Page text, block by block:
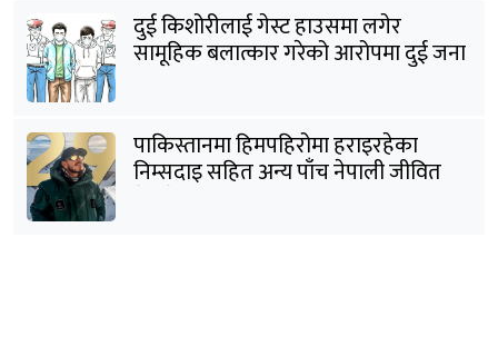
दुई किशोरीलाई गेस्ट हाउसमा लगेर
सामूहिक बलात्कार गरेको आरोपमा दुई जना
पक्राउ
पाकिस्तानमा हिमपहिरोमा हराइरहेका
निम्सदाइ सहित अन्य पाँच नेपाली जीवित
भेटिने आशा कमजोर, युक्तको शव निकालियो